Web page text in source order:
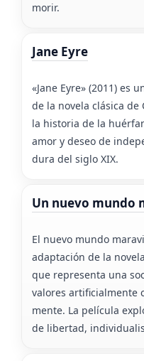
morir.
Jane Eyre
«Jane Eyre» (2011) es
de la novela clásica
la historia de la
amor y deseo de
dura del siglo XIX.
Un nuevo mundo
El nuevo mundo
adaptación de la
que representa una
valores artificialmente
mente. La película
de libertad,